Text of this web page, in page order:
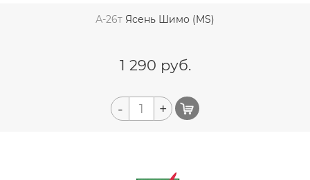
А-26т Ясень Шимо (MS)
1 290 руб.
- +